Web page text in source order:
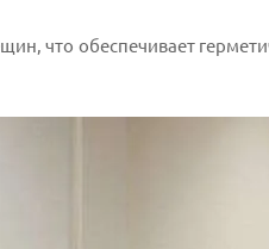
что обеспечивает